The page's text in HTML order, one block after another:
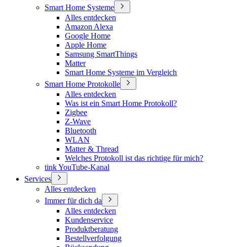
Smart Home Systeme
Alles entdecken
Amazon Alexa
Google Home
Apple Home
Samsung SmartThings
Matter
Smart Home Systeme im Vergleich
Smart Home Protokolle
Alles entdecken
Was ist ein Smart Home Protokoll?
Zigbee
Z-Wave
Bluetooth
WLAN
Matter & Thread
Welches Protokoll ist das richtige für mich?
tink YouTube-Kanal
Services
Alles entdecken
Immer für dich da
Alles entdecken
Kundenservice
Produktberatung
Bestellverfolgung